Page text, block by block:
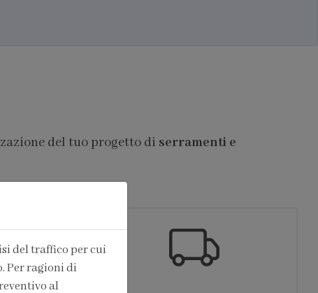
del tuo progetto di serramenti e
del traffico per cui
Per ragioni di
al